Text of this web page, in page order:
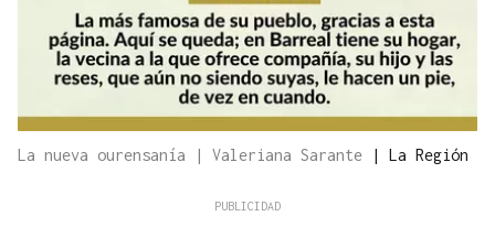
La nueva ourensanía | Valeriana Sarante | La Región